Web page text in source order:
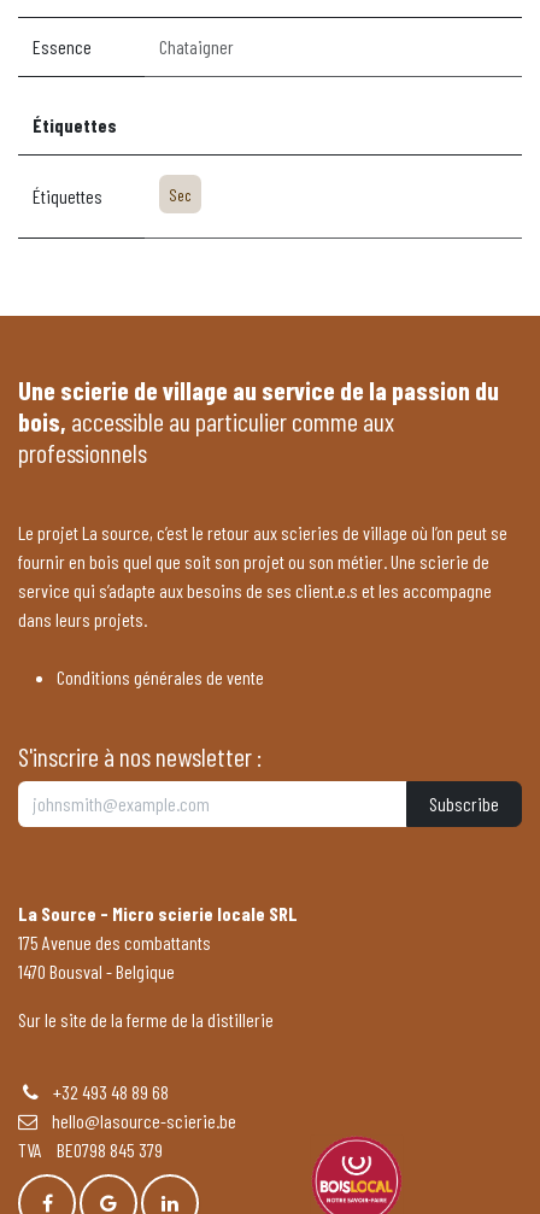
Essence Chataigner
Étiquettes
Étiquettes Sec
Une scierie de village au service de la passion du
bois, accessible au particulier comme aux
professionnels
Le projet La source, c’est le retour aux scieries de village où l’on peut se
fournir en bois quel que soit son projet ou son métier. Une scierie de
service qui s’adapte aux besoins de ses client.e.s et les accompagne
dans leurs projets.
Conditions générales de vente
S'inscrire à nos newsletter :
Subscribe
La Source - Micro scierie locale SRL
175 Avenue des combattants
1470 Bousval - Belgique
Sur le site de la ferme de la distillerie
+32 493 48 89 68
hello@lasource-scierie.be
TVA BE0798 845 379